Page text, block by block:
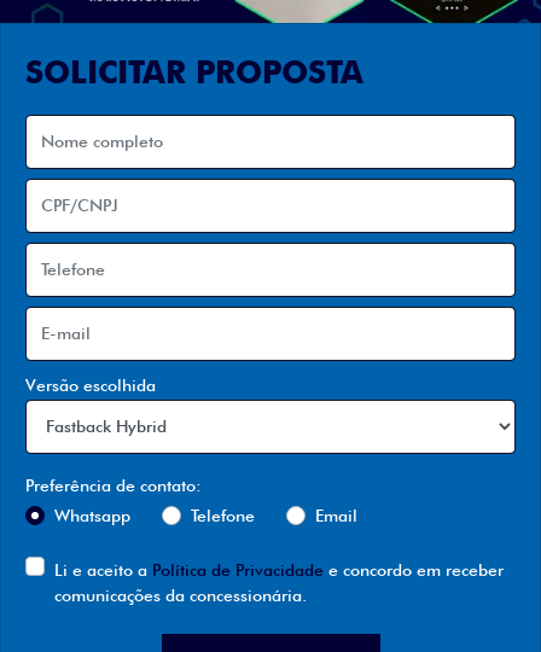
SOLICITAR PROPOSTA
Versão escolhida
Preferência de contato:
Whatsapp
Telefone Email
Li e aceito a Política de Privacidade e concordo em receber
comunicações da concessionária.